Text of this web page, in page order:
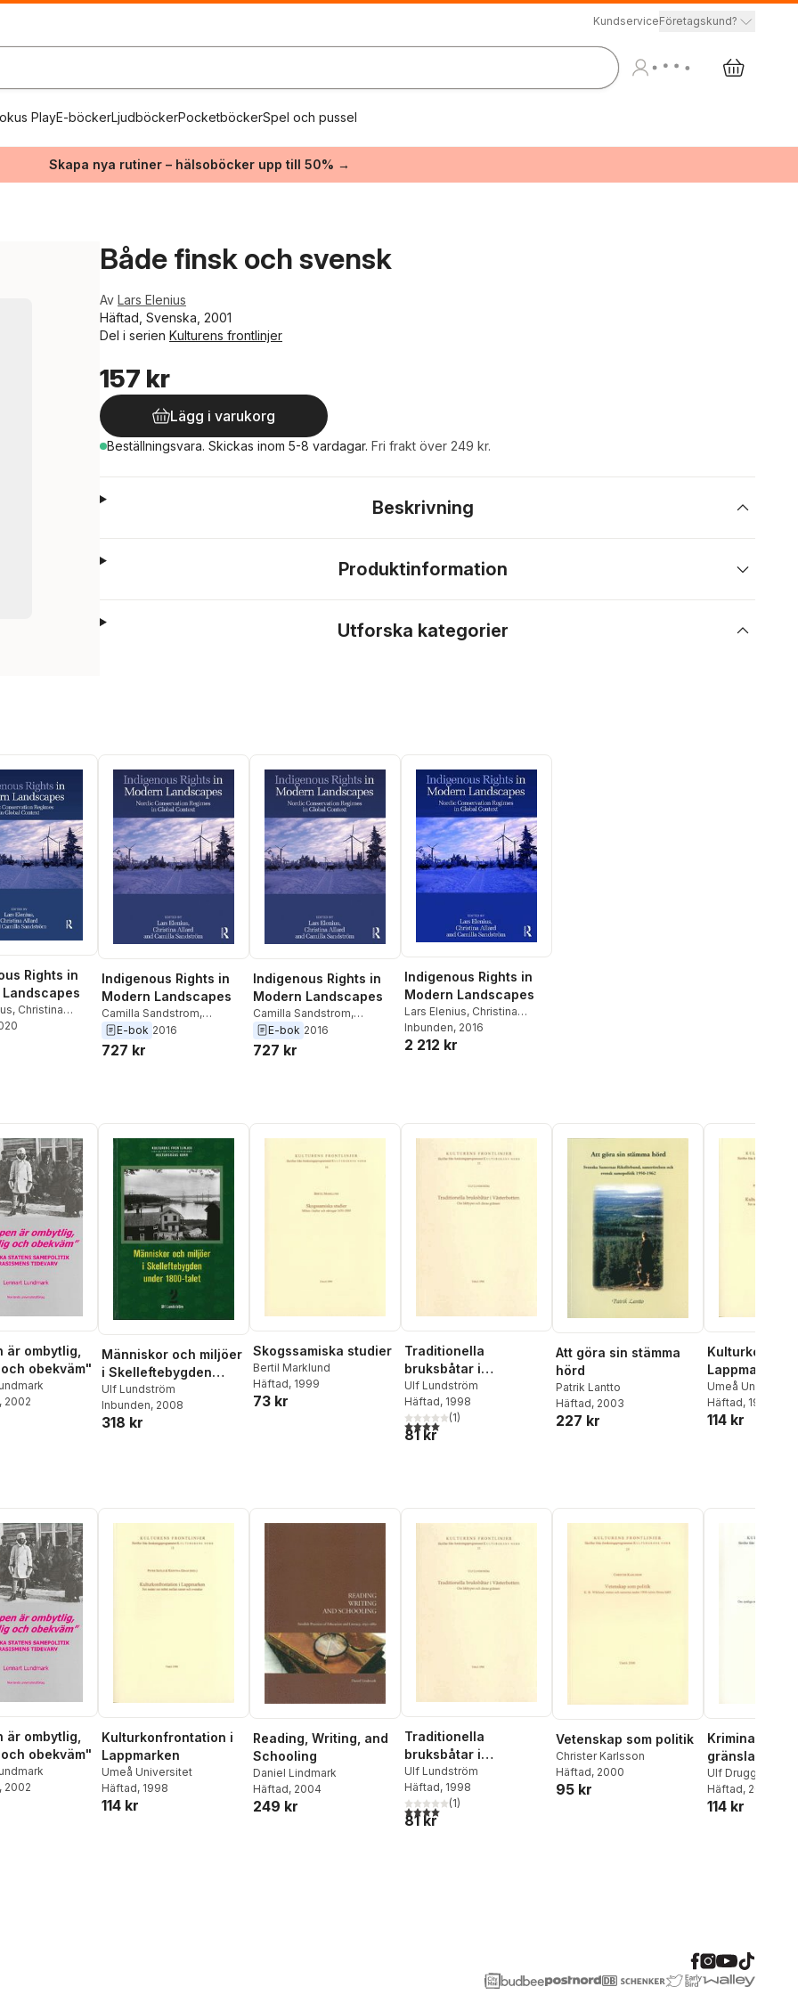
KundserviceFöretagskund?
PlayE-böckerLjudböckerPocketböckerSpel och pussel
Skapa nya rutiner – hälsoböcker upp till 50% →
Både finsk och svensk
Av Lars Elenius
Häftad, Svenska, 2001
Del i serien Kulturens frontlinjer
157 kr
Lägg i varukorg
Beställningsvara. Skickas inom 5-8 vardagar. Fri frakt över 249 kr.
Beskrivning
Produktinformation
Utforska kategorier
Rights in
, Christina
Sandström
Indigenous Rights in
Modern Landscapes
Camilla Sandstrom,
Christina Allard
Elenius
E-bok 2016
727 kr
Indigenous Rights in
Modern Landscapes
Camilla Sandstrom,
Christina Allard
Elenius
E-bok 2016
727 kr
Indigenous Rights in
Modern Landscapes
Lars Elenius, Christina
Allard,Camilla Sandström
Inbunden, 2016
2 212 kr
är ombytlig,
obekväm"
, 2002
Människor och miljöer
i Skelleftebygden
under 1800-talet
Ulf Lundström
Inbunden, 2008
318 kr
Skogssamiska studier
Bertil Marklund
Häftad, 1999
73 kr
Traditionella
bruksbåtar i
Västerbotten
Ulf Lundström
Häftad, 1998
4,0utav 5 stjärnor. Totalt antal röster:
(1)
81 kr
Att göra sin stämma
hörd
Patrik Lantto
Häftad, 2003
227 kr
Lappmarken
Umeå Universitet
Häftad, 1998
114 kr
är ombytlig,
obekväm"
, 2002
Kulturkonfrontation i
Lappmarken
Umeå Universitet
Häftad, 1998
114 kr
Reading, Writing, and
Schooling
Daniel Lindmark
Häftad, 2004
249 kr
Traditionella
bruksbåtar i
Västerbotten
Ulf Lundström
Häftad, 1998
4,0utav 5 stjärnor. Totalt antal röster:
(1)
81 kr
Vetenskap som politik
Christer Karlsson
Häftad, 2000
95 kr
Kriminalitet i
gränsland
Ulf Drugge
Häftad, 2003
114 kr